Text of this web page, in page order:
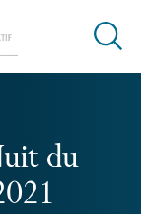
Ouvrir
du